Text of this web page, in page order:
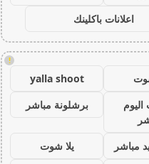
اعلانات باكلينك
!
yalla shoot
اليوم
برشلونة مباشر
مباشر
يلا شوت